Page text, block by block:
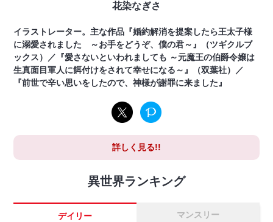
花染なぎさ
イラストレーター。主な作品『婚約解消を提案したら王太子様
に溺愛されました ～お手をどうぞ、僕の君～』（ツギクルブ
ックス）／『愛さないといわれましても ～元魔王の伯爵令嬢は
生真面目軍人に餌付けをされて幸せになる～』（双葉社）／
『前世で辛い思いをしたので、神様が謝罪に来ました』
詳しく見る!!
異世界ランキング
デイリー マンスリー